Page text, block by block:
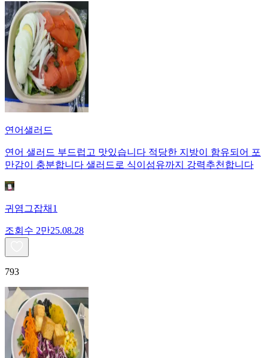
연어샐러드
연어 샐러드 부드럽고 맛있습니다 적당한 지방이 함유되어 포
만감이 충분합니다 샐러드로 식이섬유까지 강력추천합니다
귀염그잡채1
조회수 2만25.08.28
793